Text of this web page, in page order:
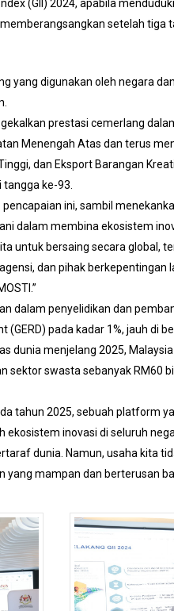
(GII) 2024, apabila
setelah tiga
yang digunakan oleh negara
prestasi cemerlang
Menengah Atas dan terus
dan Eksport Barangan
ke-93.
ini, sambil
dalam membina ekosistem
untuk bersaing secara global,
dan pihak berkepentingan
dalam penyelidikan dan
pada kadar 1%, jauh di
dunia menjelang 2025,
sektor swasta sebanyak RM60
tahun 2025, sebuah platform
inovasi di seluruh
dunia. Namun, usaha kita
yang mampan dan berterusan